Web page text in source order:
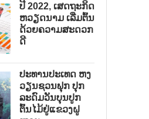
ປີ 2022, ເສດຖະກິດ
ຫວຽດນາມ ເລີ່ມຕົ້ນ
ດ້ວຍຄວາມສະດວກ
ດີ
ປະທານປະເທດ ຫງ
ວຽນຊວນຟຸກ ປຸກ
ລະດົມວັນບຸນປູກ
ຕົ້ນໄມ້ຢູ່ແຂວງຝູ